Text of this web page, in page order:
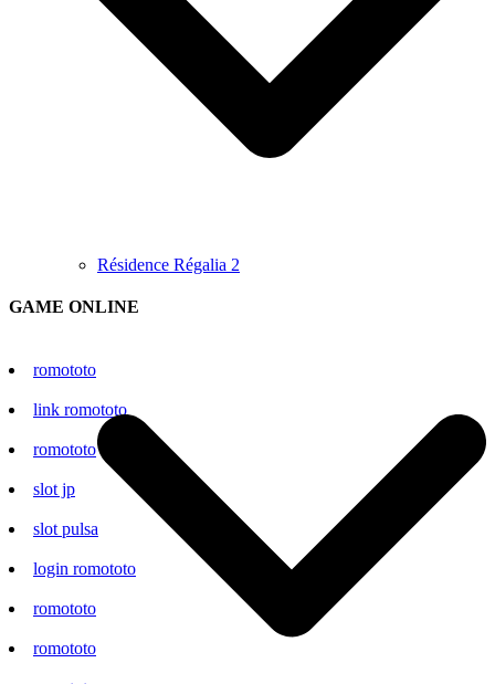
Résidence Régalia 2
GAME ONLINE
romototo
link romototo
romototo
slot jp
slot pulsa
login romototo
romototo
romototo